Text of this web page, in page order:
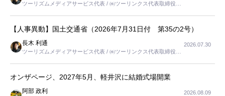
ツーリズムメディアサービス代表 / ㈱ツーリンクス代表取締役社
【人事異動】国土交通省（2026年7月31日付 第35の2号）
長木 利通
ツーリズムメディアサービス代表 / ㈱ツーリンクス代表取締役社
2026.07.30
オンザページ、2027年5月、軽井沢に結婚式場開業
阿部 政利 2026.08.09